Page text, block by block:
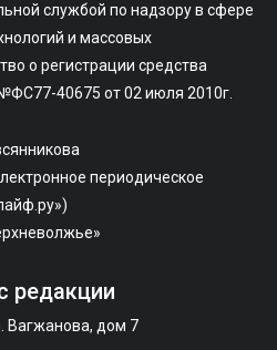
службой по надзору в сфере
и массовых
о регистрации средства
40675 от 02 июля 2010г.
периодическое
редакции
Вагжанова, дом 7